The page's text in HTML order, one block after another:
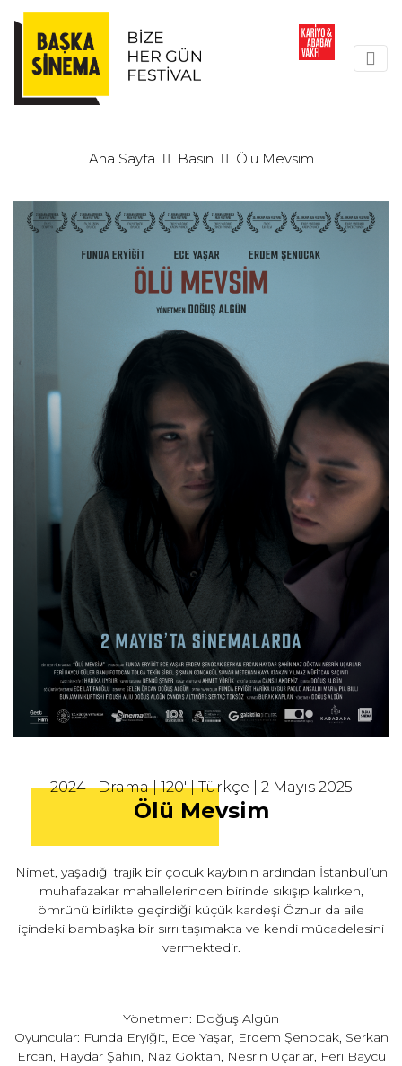
Ana Sayfa Basın Ölü Mevsim
2024 | Drama | 120' | Türkçe | 2 Mayıs 2025
Ölü Mevsim
Nimet, yaşadığı trajik bir çocuk kaybının ardından İstanbul’un
muhafazakar mahallelerinden birinde sıkışıp kalırken,
ömrünü birlikte geçirdiği küçük kardeşi Öznur da aile
içindeki bambaşka bir sırrı taşımakta ve kendi mücadelesini
vermektedir.
Yönetmen: Doğuş Algün
Oyuncular: Funda Eryiğit, Ece Yaşar, Erdem Şenocak, Serkan
Ercan, Haydar Şahin, Naz Göktan, Nesrin Uçarlar, Feri Baycu